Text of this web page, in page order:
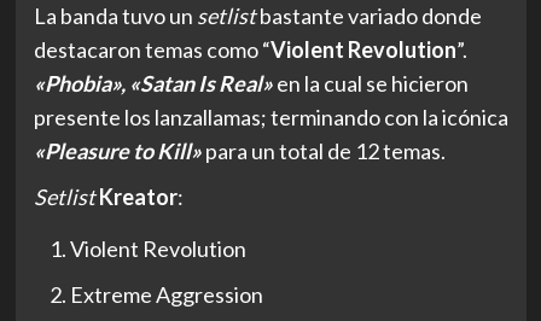
La banda tuvo un setlistbastante variado donde
destacaron temas como “Violent Revolution”.
«Phobia», «Satan Is Real»en la cual se hicieron
presente los lanzallamas; terminando con la icónica
«Pleasure to Kill»para un total de 12 temas.
Setlist Kreator:
Violent Revolution
Extreme Aggression